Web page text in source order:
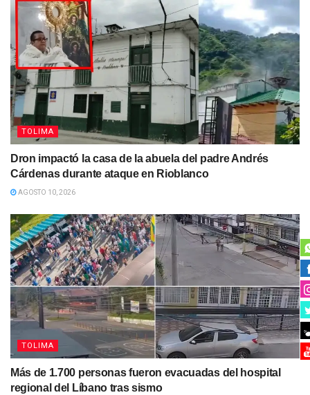
TOLIMA
Dron impactó la casa de la abuela del padre Andrés
Cárdenas durante ataque en Rioblanco
AGOSTO 10, 2026
TOLIMA
Más de 1.700 personas fueron evacuadas del hospital
regional del Líbano tras sismo